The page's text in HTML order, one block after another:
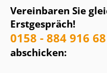
Vereinbaren Sie
Erstgespräch!
0158 - 884 916 68
abschicken: